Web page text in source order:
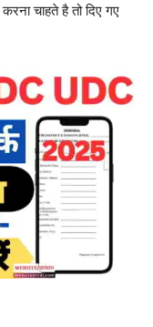
चाहते है तो दिए गए